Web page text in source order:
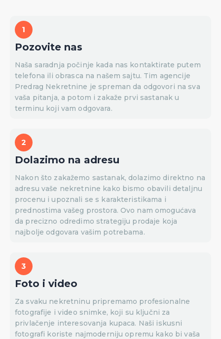
Pozovite nas
Naša saradnja počinje kada nas kontaktirate putem
telefona ili obrasca na našem sajtu. Tim agencije
Predrag Nekretnine je spreman da odgovori na sva
vaša pitanja, a potom i zakaže prvi sastanak u
terminu koji vam odgovara.
Dolazimo na adresu
Nakon što zakažemo sastanak, dolazimo direktno na
adresu vaše nekretnine kako bismo obavili detaljnu
procenu i upoznali se s karakteristikama i
prednostima vašeg prostora. Ovo nam omogućava
da precizno odredimo strategiju prodaje koja
najbolje odgovara vašim potrebama.
Foto i video
Za svaku nekretninu pripremamo profesionalne
fotografije i video snimke, koji su ključni za
privlačenje interesovanja kupaca. Naši iskusni
fotografi koriste najmoderniju opremu kako bi vaša